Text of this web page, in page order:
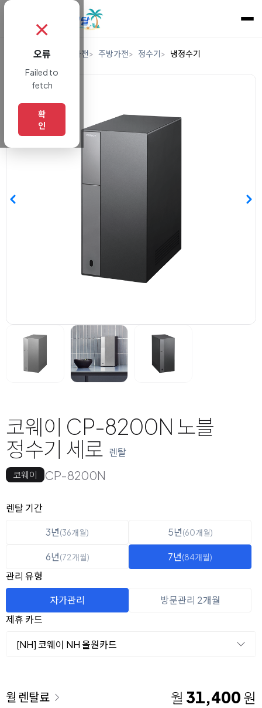
렌탈 디지털/가전 주방가전 정수기 냉정수기
코웨이 CP-8200N 노블
정수기 세로 렌탈
코웨이 CP-8200N
옵션 선택
렌탈 선택
렌탈 기간
3년(36개월) 5년(60개월)
6년(72개월) 7년(84개월)
관리 유형
자가관리
방문관리 2개월
제휴 카드
[NH] 코웨이 NH 올원카드
이용 요금
월 렌탈료 월 31,400 원
✗
오류
Failed to
fetch
확
인